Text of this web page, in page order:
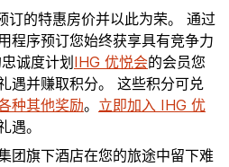
订的特惠房价并以此为荣。 通过
程序预订您始终获享具有竞争力
诚度计划 IHG 优悦会的会员您
遇并赚取积分。 这些积分可兑
种其他奖励。 立即加入 IHG 优
遇。
团旗下酒店在您的旅途中留下难